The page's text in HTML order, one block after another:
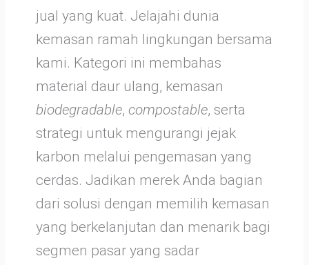
jual yang kuat. Jelajahi dunia
kemasan ramah lingkungan bersama
kami. Kategori ini membahas
material daur ulang, kemasan
biodegradable, compostable, serta
strategi untuk mengurangi jejak
karbon melalui pengemasan yang
cerdas. Jadikan merek Anda bagian
dari solusi dengan memilih kemasan
yang berkelanjutan dan menarik bagi
segmen pasar yang sadar